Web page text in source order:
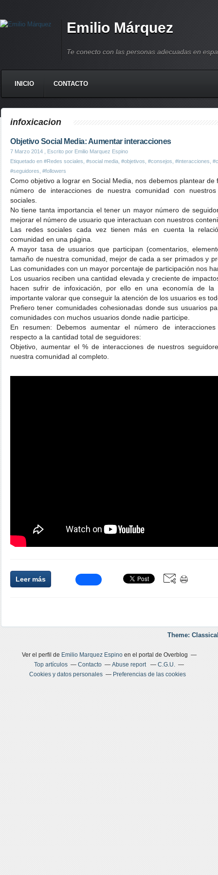
Emilio Márquez
Te conecto con las personas adecuadas en
INICIO CONTACTO
infoxicacion
Objetivo Social Media: Aumentar interacciones
7 Marzo 2014 , Escrito por Emilio Marquez Espino
Etiquetado en #Redes sociales #social media #objetivos #consejos #interacciones
#seguidores #followers
Como objetivo a lograr en Social Media, nos debemos plantear
número de interacciones de nuestra comunidad con
sociales.
No tiene tanta importancia el tener un mayor número de
mejorar el número de usuario que interactuan con nuestros
Las redes sociales cada vez tienen más en cuenta la
comunidad en una página.
A mayor tasa de usuarios que participan (comentarios,
tamaño de nuestra comunidad, mejor de cada a ser primados y
Las comunidades con un mayor porcentaje de participación nos
Los usuarios reciben una cantidad elevada y creciente de
hacen sufrir de infoxicación, por ello en una economía de la
importante valorar que conseguir la atención de los usuarios es
Prefiero tener comunidades cohesionadas donde sus usuarios
comunidades con muchos usuarios donde nadie participe.
En resumen: Debemos aumentar el número de
respecto a la cantidad total de seguidores:
Objetivo, aumentar el % de interacciones de nuestros
nuestra comunidad al completo.
Leer más
Theme:
Ver el perfil de Emilio Marquez Espinoen el portal de Overblog
Top artículos
Contacto Abuse report
C.G.U.
Cookies y datos personales
Preferencias de las cookies